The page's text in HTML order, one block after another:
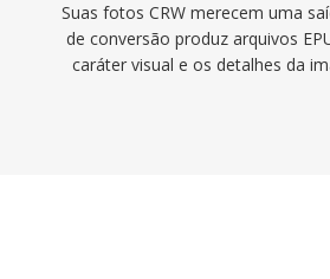
Suas fotos CRW merecem uma
de conversão produz arquivos
caráter visual e os detalhes da